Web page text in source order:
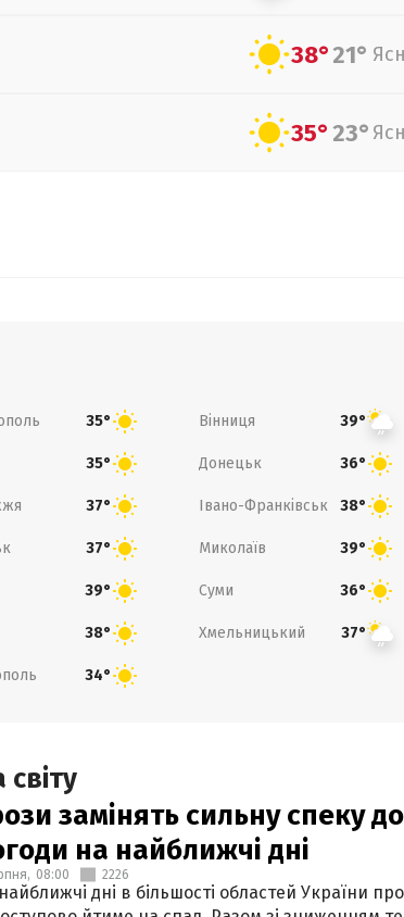
38°21°
35°23°
35° Вінниця 39°
35° Донецьк 36°
37° Івано-Франківськ 38°
37° Миколаїв 39°
39° Суми 36°
38° Хмельницький 37°
34°
замінять сильну спеку
на найближчі дні
08:00 2226
дні в більшості областей України